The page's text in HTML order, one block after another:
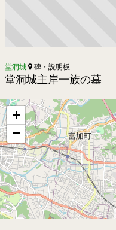
堂洞城 碑・説明板
堂洞城主岸一族の墓
+
−